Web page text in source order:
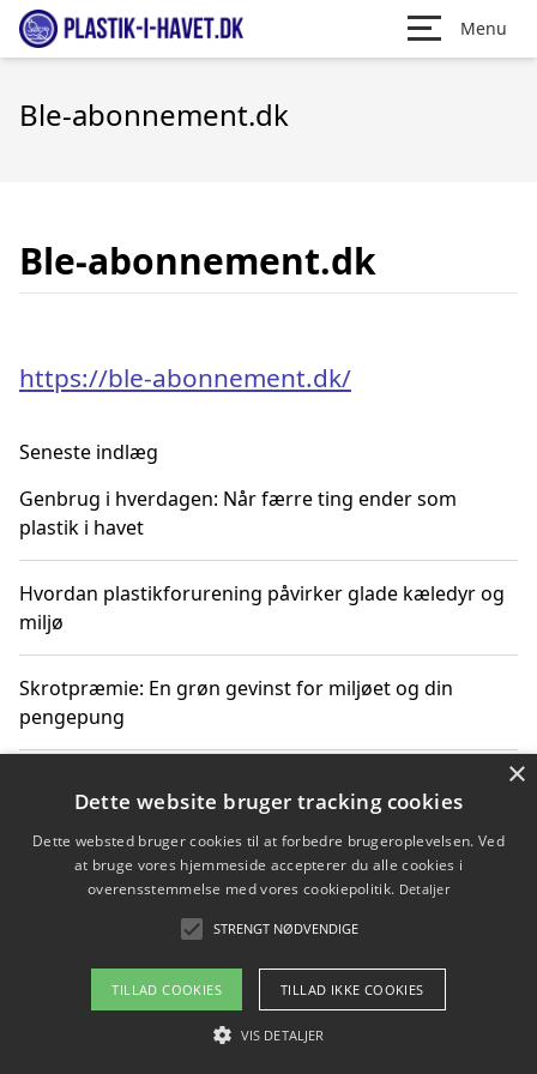
Menu
Ble-abonnement.dk
Ble-abonnement.dk
https://ble-abonnement.dk/
Seneste indlæg
Genbrug i hverdagen: Når færre ting ender som
plastik i havet
Hvordan plastikforurening påvirker glade kæledyr og
miljø
Skrotpræmie: En grøn gevinst for miljøet og din
pengepung
Hvordan blåfade med rist kan hjælpe med at reducere
plastik i havet
Spil kasinospil på et troværdigt online casino: Din
guide til sikker og sjov underholdning
Copyright 2026 - Pilanto Aps
Om / kontakt
×
Dette website bruger tracking cookies
Dette websted bruger cookies til at forbedre brugeroplevelsen. Ved
at bruge vores hjemmeside accepterer du alle cookies i
overensstemmelse med vores cookiepolitik. Detaljer
STRENGT NØDVENDIGE
TILLAD COOKIES TILLAD IKKE COOKIES
VIS DETALJER